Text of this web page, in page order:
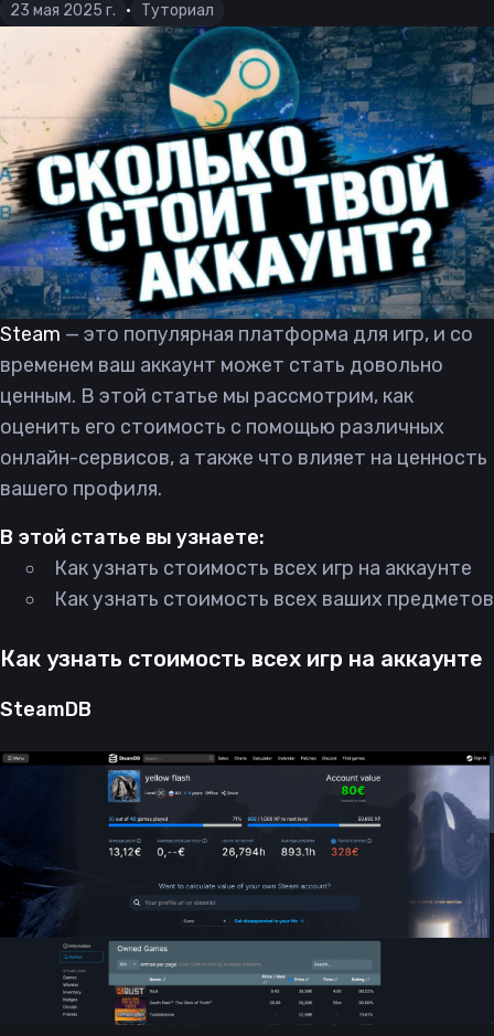
23 мая 2025 г. • Туториал
Steam — это популярная платформа для игр, и со
временем ваш аккаунт может стать довольно
ценным. В этой статье мы рассмотрим, как
оценить его стоимость с помощью различных
онлайн-сервисов, а также что влияет на ценность
вашего профиля.
В этой статье вы узнаете:
Как узнать стоимость всех игр на аккаунте
Как узнать стоимость всех ваших предметов
Как узнать стоимость всех игр на аккаунте
SteamDB